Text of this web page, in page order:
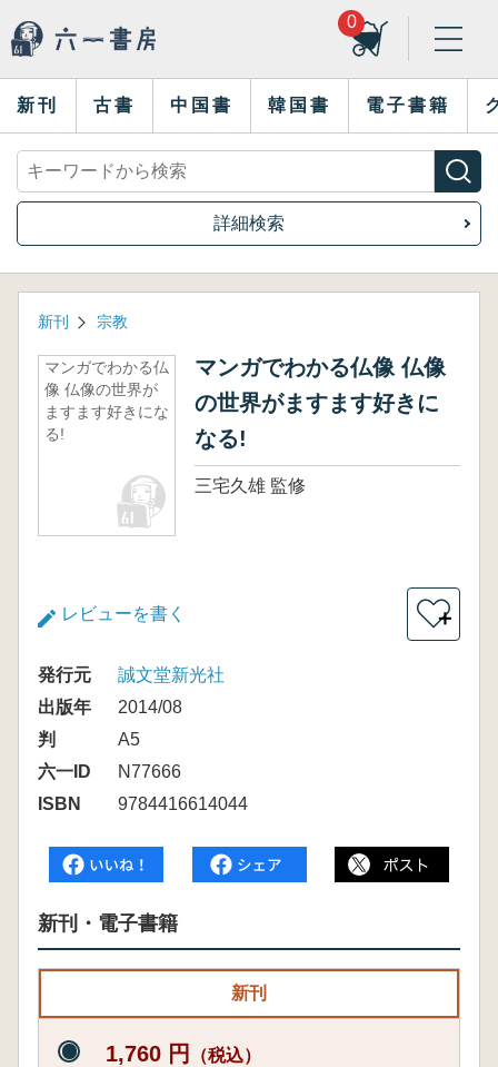
0
新刊 古書 中国書 韓国書 電子書籍
詳細検索
新刊 宗教
マンガでわかる仏
像 仏像の世界が
ますます好きにな
る!
マンガでわかる仏像 仏像
の世界がますます好きに
なる!
三宅久雄 監修
レビューを書く ＋
発行元
誠文堂新光社
出版年
2014/08
判
A5
六一ID
N77666
ISBN
9784416614044
新刊・電子書籍
新刊
1,760 円 （税込）